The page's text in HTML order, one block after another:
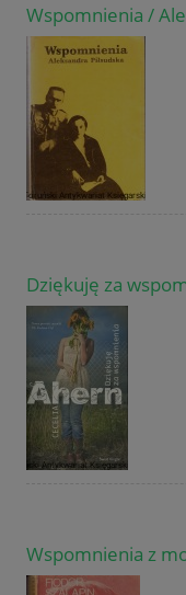
Wspomnienia /
Dziękuję za
Wspomnienia z